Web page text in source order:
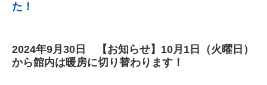
た！
2024年9月30 日 【お知らせ】10月1日（火曜日）
から館内は暖房に切り替わります！